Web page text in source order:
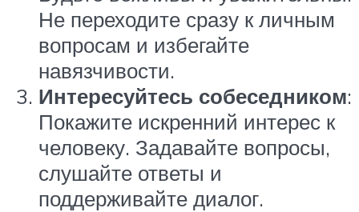
Не переходите сразу к личным
вопросам и избегайте
навязчивости.
Интересуйтесь собеседником:
Покажите искренний интерес к
человеку. Задавайте вопросы,
слушайте ответы и
поддерживайте диалог.